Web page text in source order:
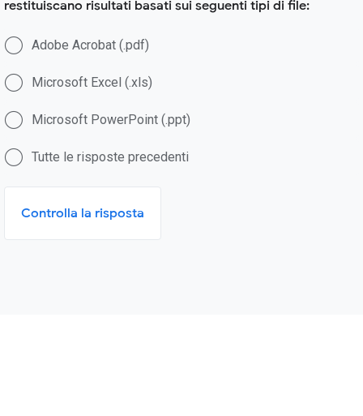
restituiscano risultati basati sui seguenti tipi di file:
Adobe Acrobat (.pdf)
Microsoft Excel (.xls)
Microsoft PowerPoint (.ppt)
Tutte le risposte precedenti
Controlla la risposta